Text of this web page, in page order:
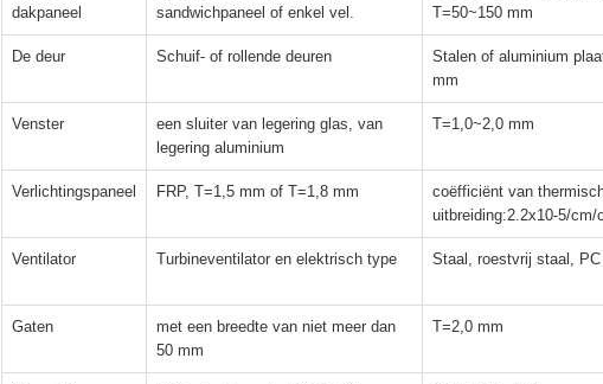
dakpaneel
sandwichpaneel of enkel vel.
T=50~150 mm
De deur Schuif- of rollende deuren
Stalen of aluminium
mm
Venster
een sluiter van legering glas, van
legering aluminium
T=1,0~2,0 mm
Verlichtingspaneel FRP, T=1,5 mm of T=1,8 mm
coëfficiënt van
uitbreiding:2.2x10-5/cm/
Ventilator Turbineventilator en elektrisch type Staal, roestvrij staal, PC
Gaten
met een breedte van niet meer dan
50 mm
T=2,0 mm